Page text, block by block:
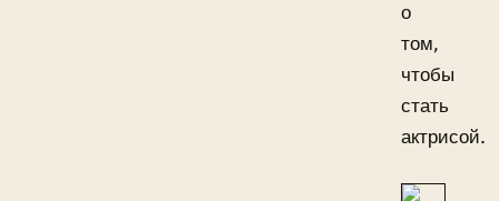
о
том,
чтобы
стать
актрисой.